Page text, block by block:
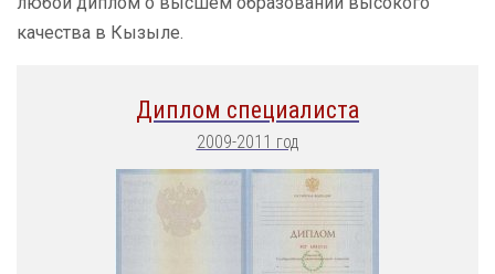
качества в Кызыле.
Диплом специалиста
2009-2011 год